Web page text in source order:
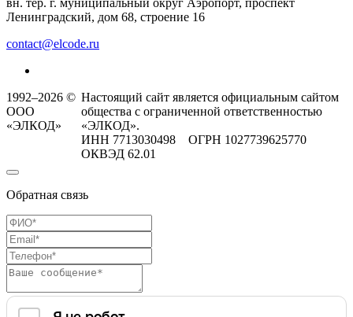
вн. тер. г. муниципальный округ Аэропорт, проспект
Ленинградский, дом 68, строение 16
contact@elcode.ru
1992–2026 ©
ООО
«ЭЛКОД»
Настоящий сайт является официальным сайтом
общества с ограниченной ответственностью
«ЭЛКОД».
ИНН 7713030498 ОГРН 1027739625770
ОКВЭД 62.01
Обратная связь